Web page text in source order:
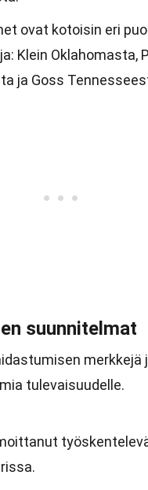
ovat kotoisin eri
Klein Oklahomasta,
ja Goss
suunnitelmat
merkkejä
tulevaisuudelle.